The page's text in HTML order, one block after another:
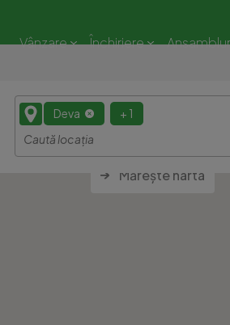
Vânzare Închiriere
Deva + 1
Mărește harta